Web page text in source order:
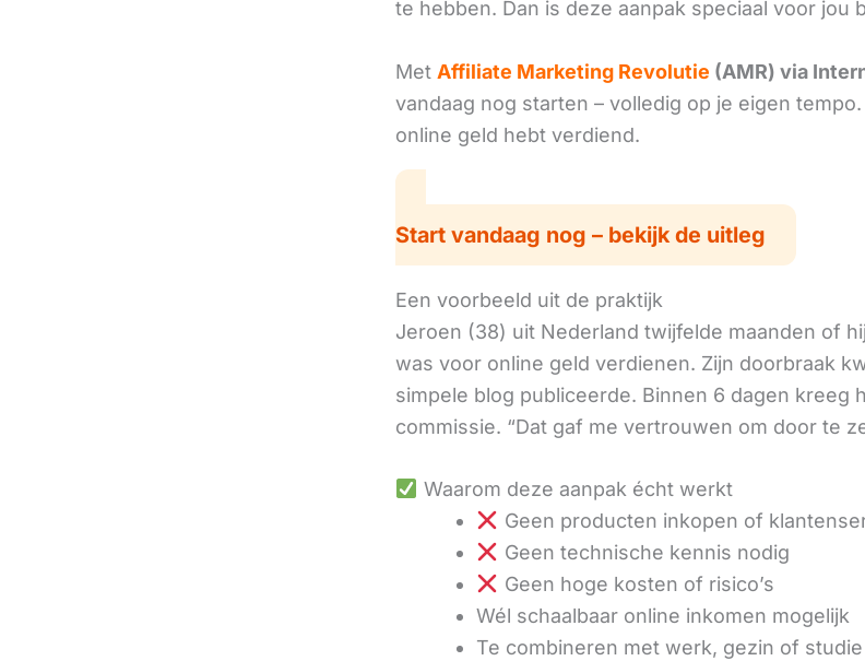
te hebben. Dan is deze aanpak speciaal voor jou
Met Affiliate Marketing Revolutie (AMR) via
vandaag nog starten – volledig op je eigen
online geld hebt verdiend.
Start vandaag nog – bekijk de uitleg
Een voorbeeld uit de praktijk
Jeroen (38) uit Nederland twijfelde maanden of
was voor online geld verdienen. Zijn doorbraak
simpele blog publiceerde. Binnen 6 dagen kreeg
commissie. “Dat gaf me vertrouwen om door te
Waarom deze aanpak écht werkt
Geen producten inkopen of
Geen technische kennis nodig
Geen hoge kosten of risico’s
Wél schaalbaar online inkomen mogelijk
Te combineren met werk, gezin of studie